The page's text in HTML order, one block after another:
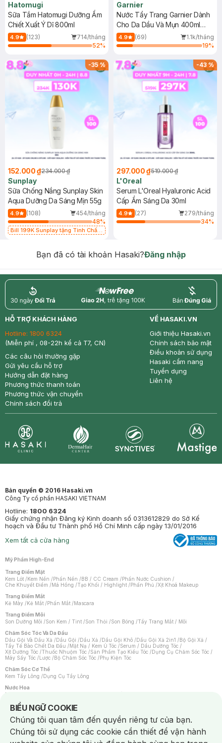
Hatomugi
Sữa Tắm Hatomugi Dưỡng Ẩm
Chiết Xuất Ý Dĩ 800ml
4.9 (123)
714/tháng
52%
Garnier
Nước Tẩy Trang Garnier Dành
Cho Da Dầu Và Mụn 400ml
(Mới)
4.9 (69)
1.1k/tháng
19%
-35%
152.000 ₫234.000 ₫
Sunplay
Sữa Chống Nắng Sunplay Skin
Aqua Dưỡng Da Sáng Mịn 55g
4.9 (108)
454/tháng
48%
Bill 199K Sunplay tặng Tinh Chất
-43%
297.000 ₫519.000 ₫
L'Oreal
Serum L'Oreal Hyaluronic Acid
Cấp Ẩm Sáng Da 30ml
4.9 (27)
279/tháng
34%
Bạn đã có tài khoản Hasaki?Đăng nhập
return nowfree price
HỖ TRỢ KHÁCH HÀNG
Hotline: 1800 6324
(Miễn phí , 08-22h kể cả T7, CN)
Các câu hỏi thường gặp
Gửi yêu cầu hỗ trợ
Hướng dẫn đặt hàng
Phương thức thanh toán
Phương thức vận chuyển
Chính sách đổi trả
VỀ HASAKI.VN
Giới thiệu Hasaki.vn
Chính sách bảo mật
Điều khoản sử dụng
Hasaki cẩm nang
Tuyển dụng
Liên hệ
Bản quyền © 2016 Hasaki.vn
Công Ty cổ phần HASAKI VIETNAM
Hotline: 1800 6324
Giấy chứng nhận Đăng ký Kinh doanh số 0313612829 do Sở Kế
hoạch và Đầu tư Thành phố Hồ Chí Minh cấp ngày 13/01/2016
Xem tất cả cửa hàng
Mỹ Phẩm High-End
Trang Điểm Mặt
Kem Lót /Kem Nền /Phấn Nền /BB / CC Cream /Phấn Nước Cushion /
Che Khuyết Điểm /Má Hồng /Tạo Khối / Highlight /Phấn Phủ /Xịt Khoá Makeup
Trang Điểm Mắt
Kẻ Mày /Kẻ Mắt /Phấn Mắt /Mascara
Trang Điểm Môi
Son Dưỡng Môi /Son Kem / Tint /Son Thỏi /Son Bóng /Tẩy Trang Mắt / Môi
Chăm Sóc Tóc Và Da Đầu
Dầu Gội Và Dầu Xả /Dầu Gội /Dầu Xả /Dầu Gội Khô /Dầu Gội Xả 2in1 /Bộ Gội Xả /
Tẩy Tế Bào Chết Da Đầu /Mặt Nạ / Kem Ủ Tóc /Serum / Dầu Dưỡng Tóc /
Xịt Dưỡng Tóc /Thuốc Nhuộm Tóc /Sản Phẩm Tạo Kiểu Tóc /Dụng Cụ Chăm Sóc Tóc /
Máy Sấy Tóc /Lược /Bộ Chăm Sóc Tóc /Phụ Kiện Tóc
Chăm Sóc Cơ Thể
Kem Tẩy Lông /Dụng Cụ Tẩy Lông
Nước Hoa
Nước Hoa Nữ
Chăm Sóc Cá Nhân
Chống Muỗi /Khẩu Trang /Máy Massage/Mặt Nạ Xông Hơi /Nước Rửa Tay/
Sản Phẩm Chăm Sóc Khác /Bàn Chải Đánh Răng /Bàn Chải Điện/
Hỗ Trợ Trắng Răng/Kem Đánh Răng /Máy Tăm Nước/ Nước Súc Miệng/
Tăm / Chỉ Nha Khoa/ Xịt Thơm Miệng / Dung Dịch Vệ Sinh/Dưỡng Vùng Kín/
BIỂU NGỮ COOKIE
Notice about cookies usage
Chúng tôi quan tâm đến quyền riêng tư của bạn.
Chúng tôi sử dụng các cookie cần thiết để vận hành